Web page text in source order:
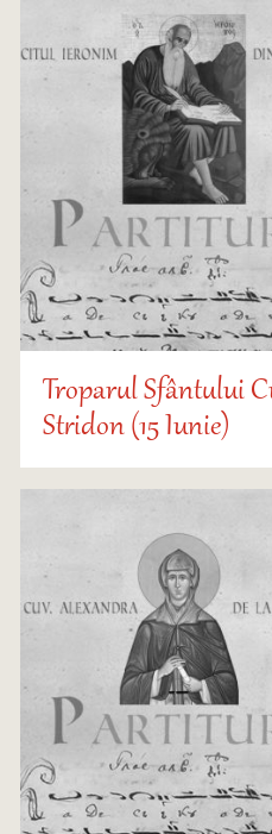
Troparul Sfântului
Stridon (15 Iunie)